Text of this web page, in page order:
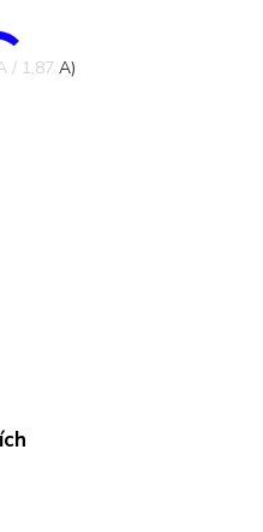
~
/ 1,87 A)